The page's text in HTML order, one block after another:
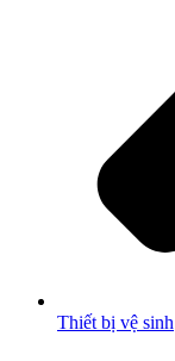
Thiết bị vệ sinh